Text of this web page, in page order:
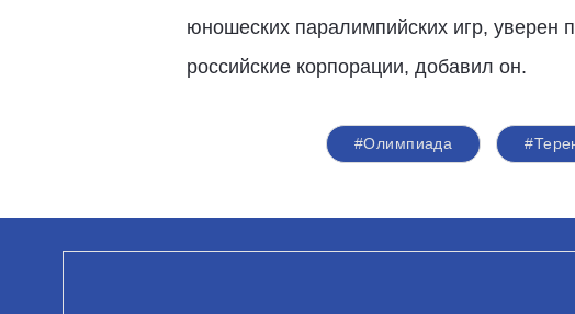
юношеских паралимпийских игр, уверен
российские корпорации, добавил он.
#Олимпиада